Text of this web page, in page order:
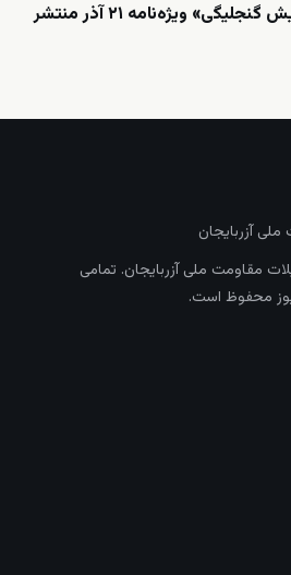
شماره پنجم نشریه «دیرنیش گنجلیگی» ویژه‌نامه ۲۱ آذر منتشر
آزربایجان
مقاومت ملی آزربایجان. تمامی
محفوظ است.